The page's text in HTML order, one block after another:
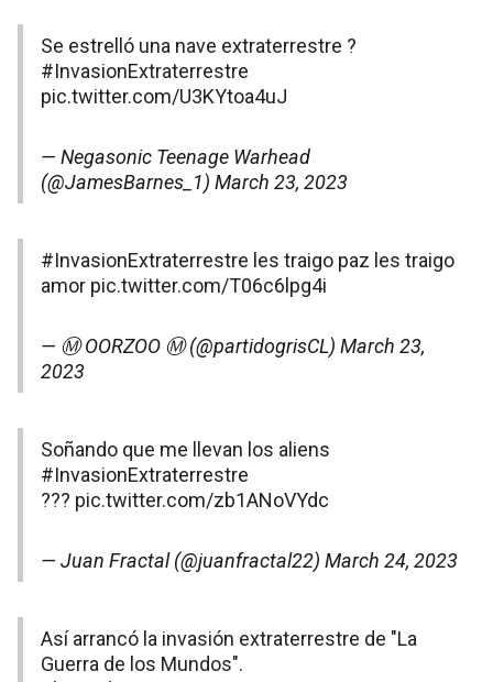
Se estrelló una nave extraterrestre ?
#InvasionExtraterrestre
pic.twitter.com/U3KYtoa4uJ
— Negasonic Teenage Warhead
(@JamesBarnes_1) March 23, 2023
#InvasionExtraterrestre les traigo paz les traigo
amor pic.twitter.com/T06c6lpg4i
— Ⓜ️ OORZOO Ⓜ️ (@partidogrisCL) March 23,
2023
Soñando que me llevan los aliens
#InvasionExtraterrestre
??? pic.twitter.com/zb1ANoVYdc
— Juan Fractal (@juanfractal22) March 24, 2023
Así arrancó la invasión extraterrestre de "La
Guerra de los Mundos".